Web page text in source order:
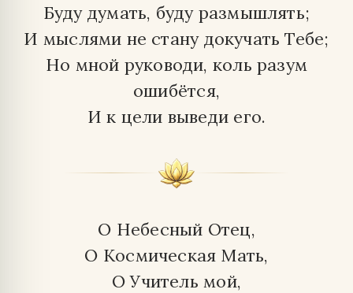
Буду думать, буду размышлять;
И мыслями не стану докучать Тебе;
Но мной руководи, коль разум
ошибётся,
И к цели выведи его.
О Небесный Отец,
О Космическая Мать,
О Учитель мой,